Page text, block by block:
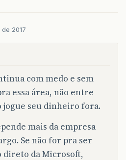
de 2017
com medo e sem
essa área, não entre
jogue seu dinheiro fora.
mais da empresa
Se não for pra ser
da Microsoft,